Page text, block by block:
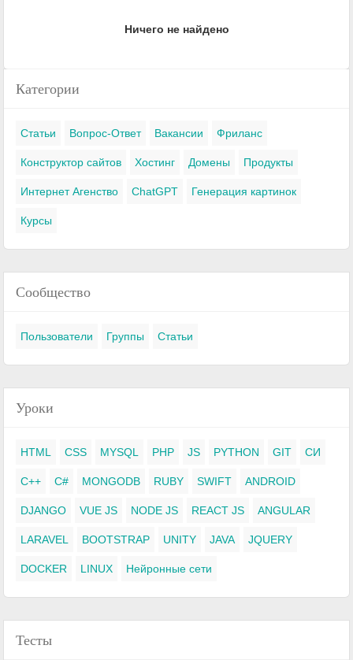
Ничего не найдено
Категории
Статьи Вопрос-Ответ Вакансии Фриланс
Конструктор сайтов Хостинг Домены Продукты
Интернет Агенство ChatGPT Генерация картинок
Курсы
Сообщество
Пользователи Группы Статьи
Уроки
HTML CSS MYSQL PHP JS PYTHON GIT СИ
C++ C# MONGODB RUBY SWIFT ANDROID
DJANGO VUE JS NODE JS REACT JS ANGULAR
LARAVEL BOOTSTRAP UNITY JAVA JQUERY
DOCKER LINUX Нейронные сети
Тесты